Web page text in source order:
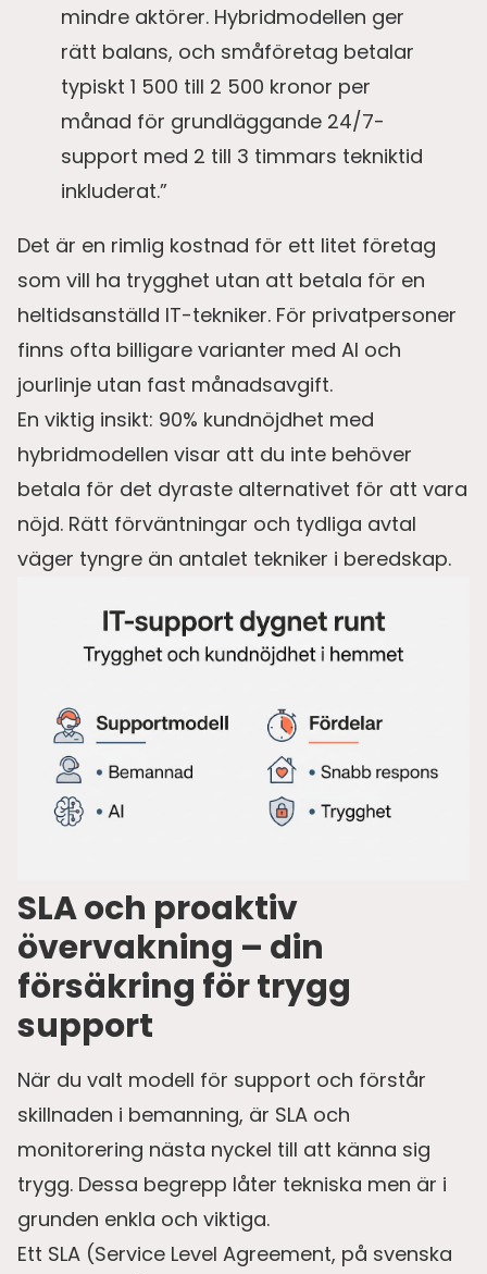
mindre aktörer. Hybridmodellen ger
rätt balans, och småföretag betalar
typiskt 1 500 till 2 500 kronor per
månad för grundläggande 24/7-
support med 2 till 3 timmars tekniktid
inkluderat.”
Det är en rimlig kostnad för ett litet företag
som vill ha trygghet utan att betala för en
heltidsanställd IT-tekniker. För privatpersoner
finns ofta billigare varianter med AI och
jourlinje utan fast månadsavgift.
En viktig insikt: 90% kundnöjdhet med
hybridmodellen visar att du inte behöver
betala för det dyraste alternativet för att vara
nöjd. Rätt förväntningar och tydliga avtal
väger tyngre än antalet tekniker i beredskap.
SLA och proaktiv
övervakning – din
försäkring för trygg
support
När du valt modell för support och förstår
skillnaden i bemanning, är SLA och
monitorering nästa nyckel till att känna sig
trygg. Dessa begrepp låter tekniska men är i
grunden enkla och viktiga.
Ett SLA (Service Level Agreement, på svenska